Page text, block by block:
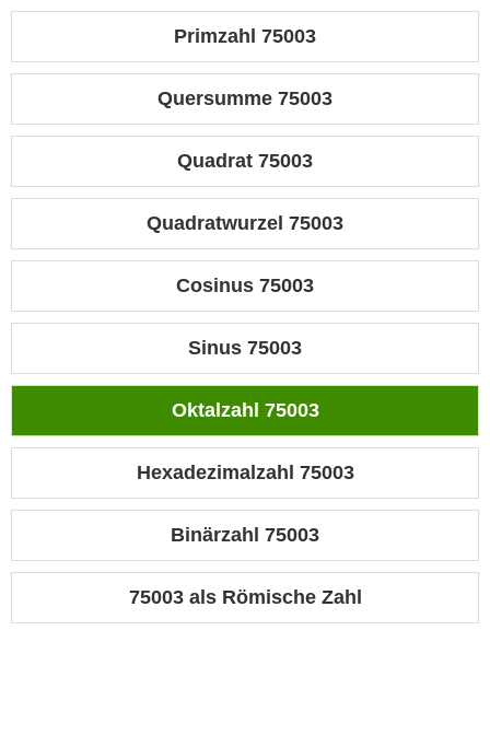
Primzahl 75003
Quersumme 75003
Quadrat 75003
Quadratwurzel 75003
Cosinus 75003
Sinus 75003
Oktalzahl 75003
Hexadezimalzahl 75003
Binärzahl 75003
75003 als Römische Zahl